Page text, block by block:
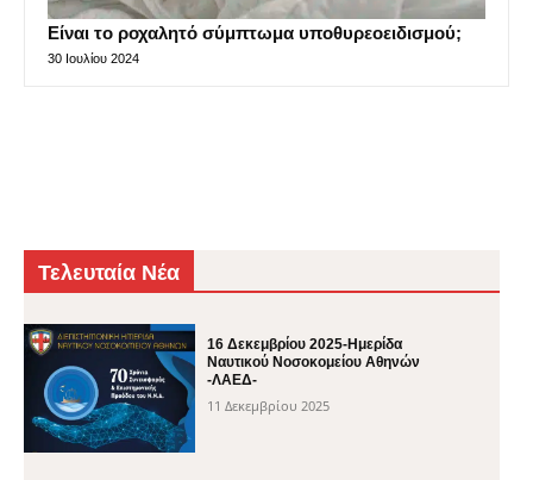
Είναι το ροχαλητό σύμπτωμα υποθυρεοειδισμού;
30 Ιουλίου 2024
Τελευταία Νέα
16 Δεκεμβρίου 2025-Ημερίδα
Ναυτικού Νοσοκομείου Αθηνών
-ΛΑΕΔ-
11 Δεκεμβρίου 2025